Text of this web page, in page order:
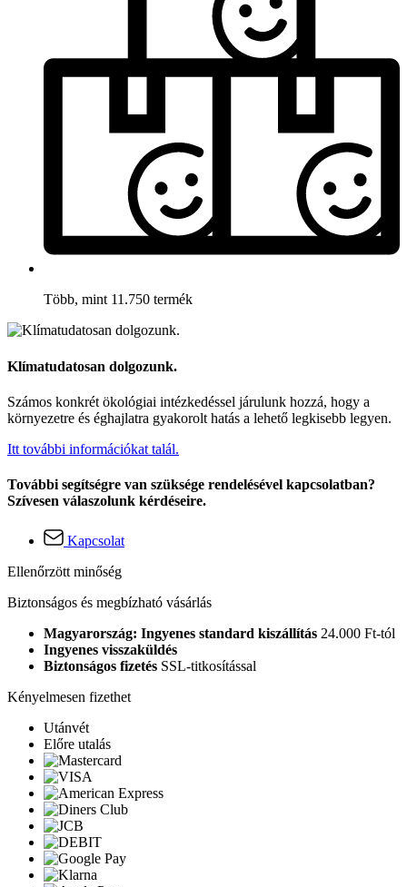
Több, mint 11.750 termék
Klímatudatosan dolgozunk.
Számos konkrét ökológiai intézkedéssel járulunk hozzá, hogy a
környezetre és éghajlatra gyakorolt hatás a lehető legkisebb legyen.
Itt további információkat talál.
További segítségre van szüksége rendelésével kapcsolatban?
Szívesen válaszolunk kérdéseire.
Kapcsolat
Ellenőrzött minőség
Biztonságos és megbízható vásárlás
Magyarország: Ingyenes standard kiszállítás 24.000 Ft-tól
Ingyenes visszaküldés
Biztonságos fizetés SSL-titkosítással
Kényelmesen fizethet
Utánvét
Előre utalás